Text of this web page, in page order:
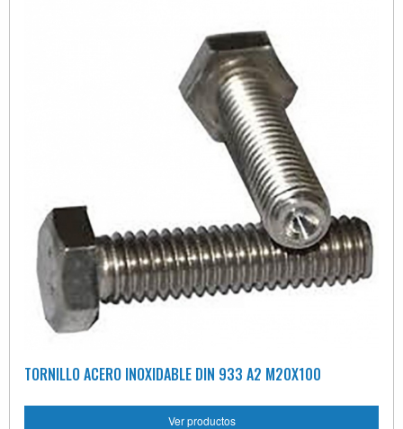
TORNILLO ACERO INOXIDABLE DIN 933 A2 M20X100
Ver productos